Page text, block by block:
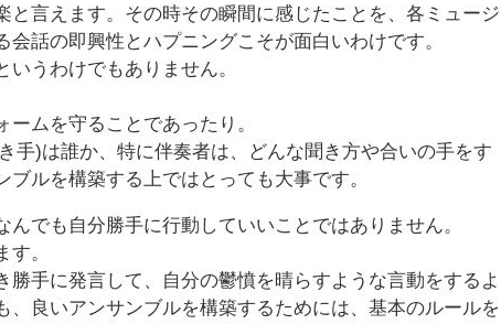
と言えます。その時その瞬間に感じたことを、各ミュージ
話の即興性とハプニングこそが面白いわけです。
うわけでもありません。
ムを守ることであったり。
手)は誰か、特に伴奏者は、どんな聞き方や合いの手をす
ルを構築する上ではとっても大事です。
でも自分勝手に行動していいことではありません。
す。
手に発言して、自分の鬱憤を晴らすような言動をするよ
、良いアンサンブルを構築するためには、基本のルールを